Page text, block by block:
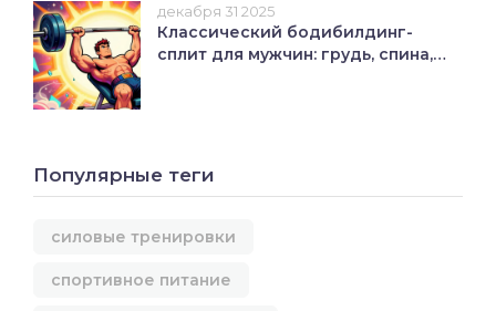
декабря 31 2025
Классический бодибилдинг-
сплит для мужчин: грудь, спина,
Популярные теги
силовые тренировки
спортивное питание